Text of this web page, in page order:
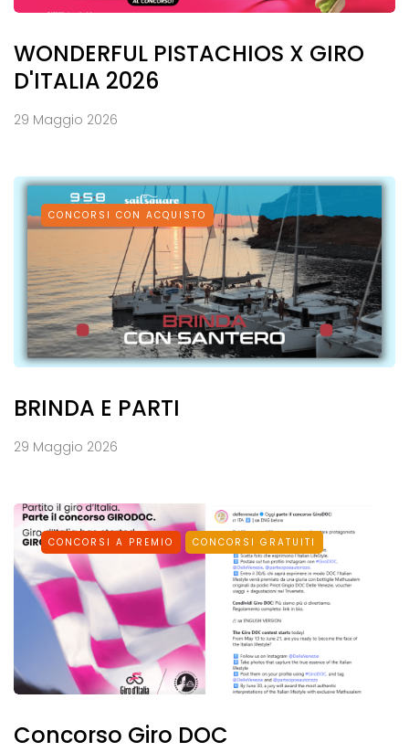
WONDERFUL PISTACHIOS X GIRO
D'ITALIA 2026
29 Maggio 2026
CONCORSI CON ACQUISTO
BRINDA E PARTI
29 Maggio 2026
CONCORSI A PREMIO CONCORSI GRATUITI
Concorso Giro DOC